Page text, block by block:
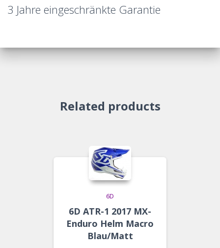
3 Jahre eingeschränkte Garantie
Related products
6D
6D ATR-1 2017 MX-
Enduro Helm Macro
Blau/Matt